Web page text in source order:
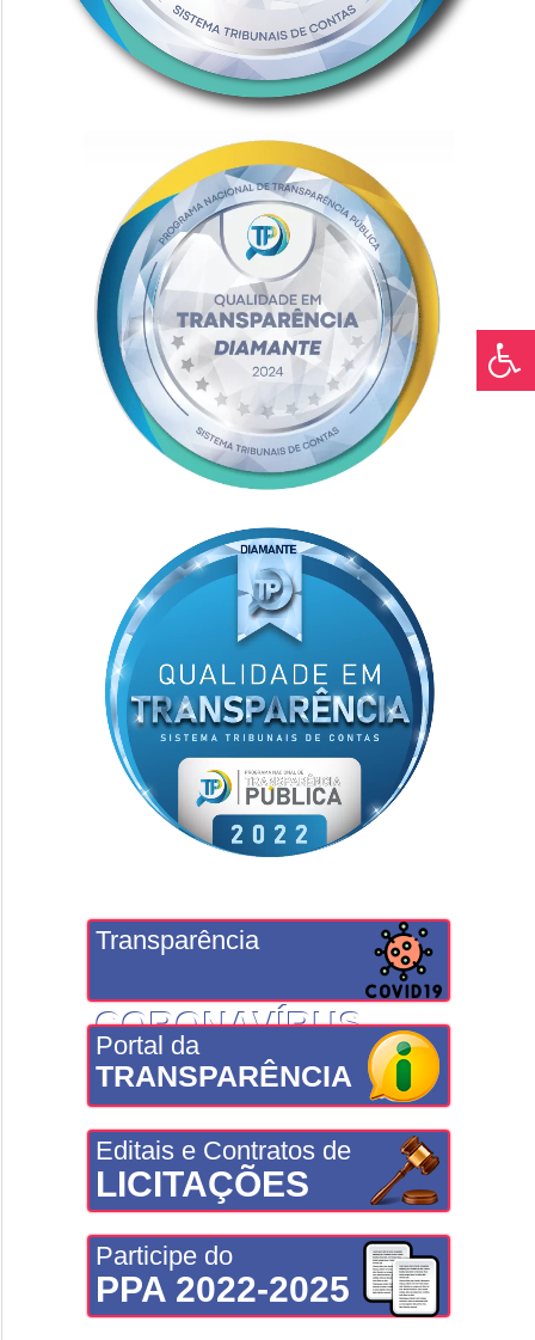
Transparência
CORONAVÍRUS
Portal da
TRANSPARÊNCIA
Editais e Contratos de
LICITAÇÕES
Participe do
PPA 2022-2025